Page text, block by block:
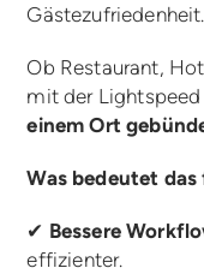
Gästezufriedenheit.
Ob Restaurant,
mit der
einem Ort
Was bedeutet
✔ Bessere
effizienter.